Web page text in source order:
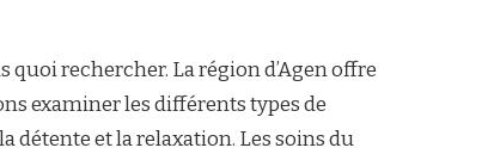
quoi rechercher. La région d’Agen offre
examiner les différents types de
détente et la relaxation. Les soins du